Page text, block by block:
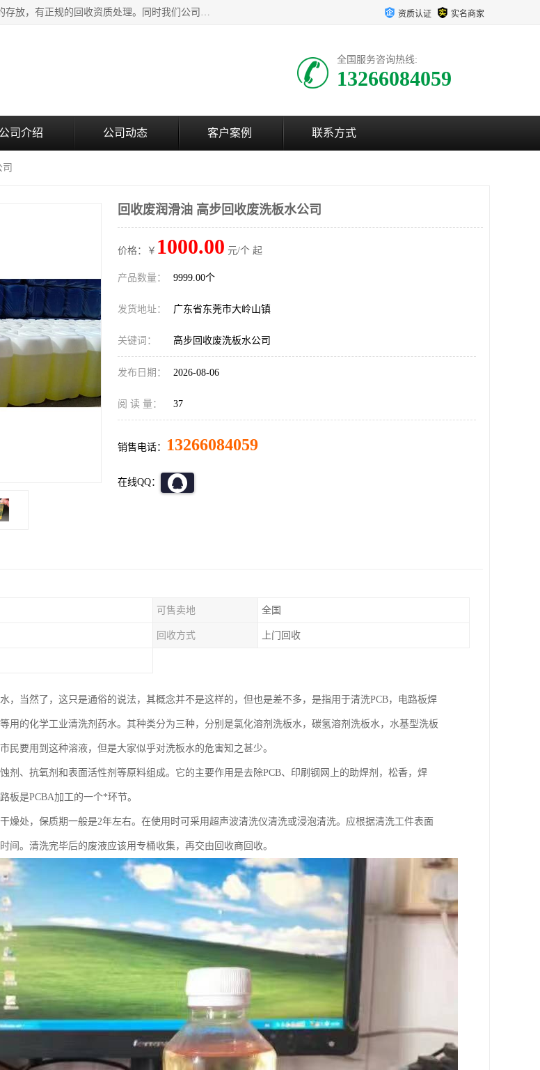
东莞市大岭山莞峰清洗剂经营部提供废旧化工原料的循环使用存放点，执行正规的存放，有正规的回收资质处理。同时我们公司批发零售回收级清洗剂，废液压油、废变压油、废清洗剂、脱模油、再生基础油，质量保证。 资质认证 实名商家
全国服务咨询热线:
13266084059
公司介绍 公司动态 客户案例 联系方式
回收废润滑油 高步回收废洗板水公司
价格：￥ 1000.00 元/个 起
产品数量： 9999.00个
发货地址： 广东省东莞市大岭山镇
关键词： 高步回收废洗板水公司
发布日期： 2026-08-06
阅 读 量： 37
销售电话： 13266084059
在线QQ：
可售卖地 全国
回收方式 上门回收
，当然了，这只是通俗的说法，其概念并不是这样的，但也是差不多，是指用于清洗PCB，电路板焊
用的化学工业清洗剂药水。其种类分为三种，分别是氯化溶剂洗板水，碳氢溶剂洗板水，水基型洗板
民要用到这种溶液，但是大家似乎对洗板水的危害知之甚少。
剂、抗氧剂和表面活性剂等原料组成。它的主要作用是去除PCB、印刷钢网上的助焊剂，松香，焊
板是PCBA加工的一个*环节。
燥处，保质期一般是2年左右。在使用时可采用超声波清洗仪清洗或浸泡清洗。应根据清洗工件表面
间。清洗完毕后的废液应该用专桶收集，再交由回收商回收。